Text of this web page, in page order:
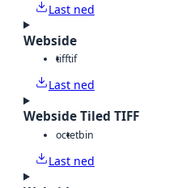
Last ned
Webside
tifftif
Last ned
Webside Tiled TIFF
octetbin
Last ned